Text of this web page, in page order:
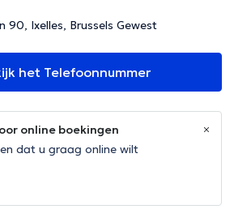
90, Ixelles, Brussels Gewest
het Telefoonnummer
online boekingen
dat u graag online wilt